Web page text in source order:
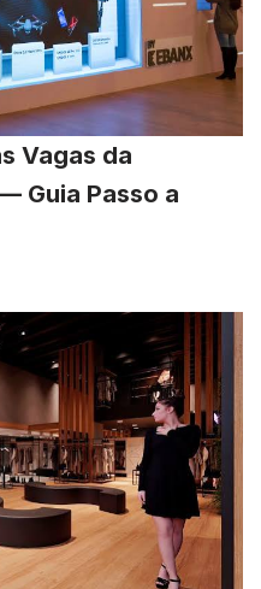
Vagas da
Guia Passo a